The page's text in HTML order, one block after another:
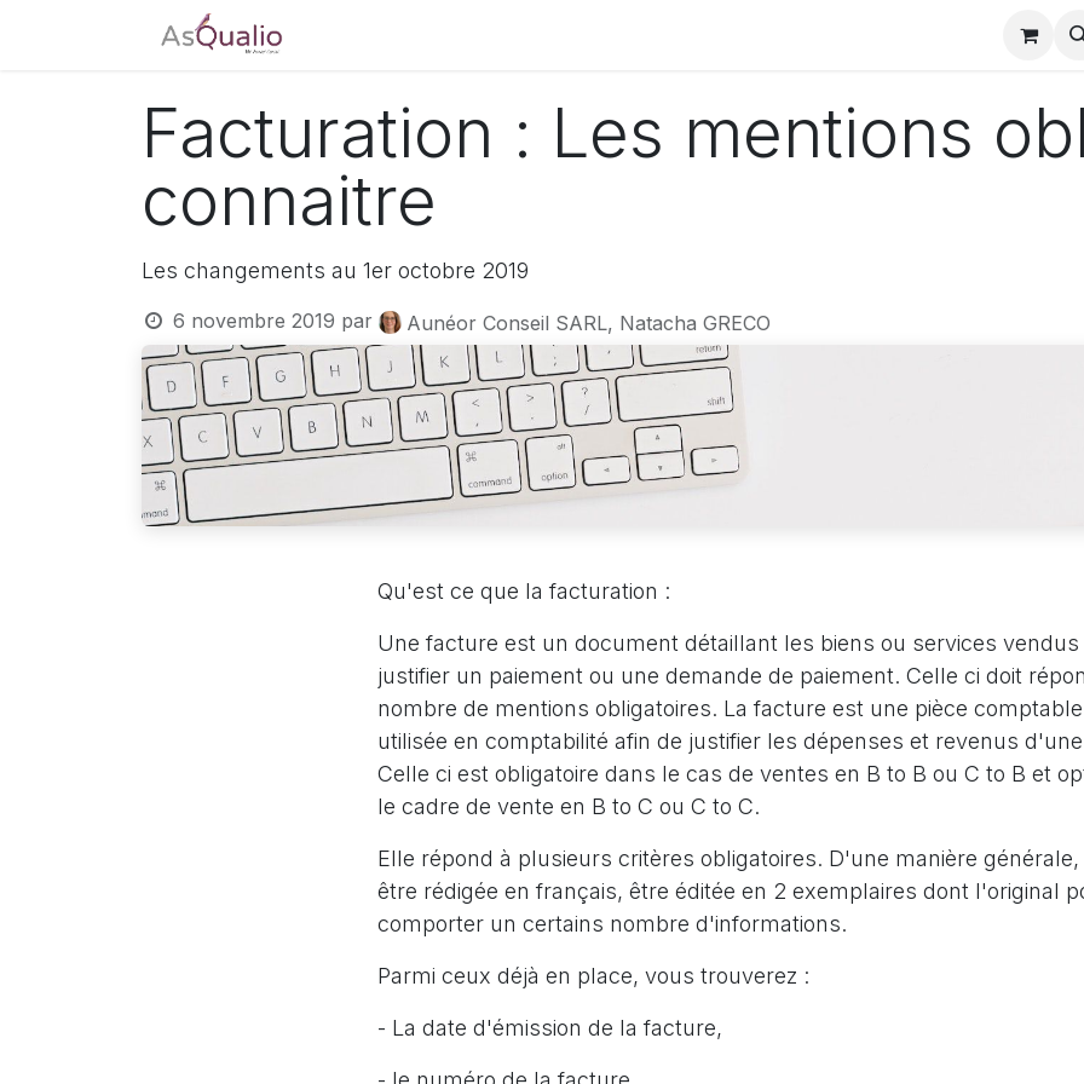
Facturation : Les mentions
connaitre
Les changements au 1er octobre 2019
6 novembre 2019 par Aunéor Conseil SARL, Natacha GRECO
Qu'est ce que la facturation :
Une facture est un document détaillant les biens ou services
justifier un paiement ou une demande de paiement. Celle ci doit
nombre de mentions obligatoires. La facture est une pièce
utilisée en comptabilité afin de justifier les dépenses et revenus
Celle ci est obligatoire dans le cas de ventes en B to B ou C to B et
le cadre de vente en B to C ou C to C.
Elle répond à plusieurs critères obligatoires. D'une manière
être rédigée en français, être éditée en 2 exemplaires dont l'original
comporter un certains nombre d'informations.
Parmi ceux déjà en place, vous trouverez :
- La date d'émission de la facture,